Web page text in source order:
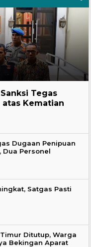
Tegas
Kematian
Dugaan Penipuan
Dua Personel
Satgas Pasti
Ditutup, Warga
Bekingan Aparat